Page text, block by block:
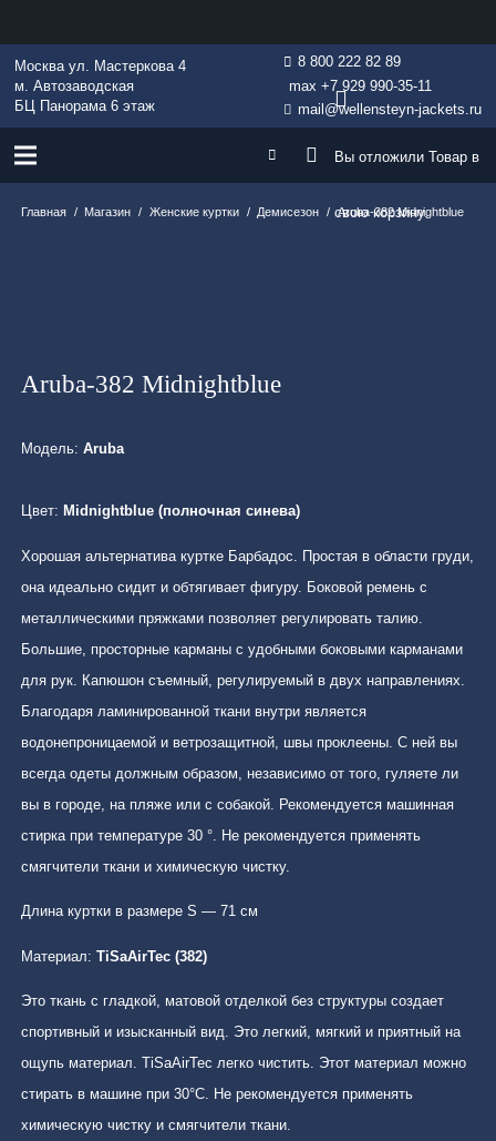
Москва ул. Мастеркова 4
м. Автозаводская
БЦ Панорама 6 этаж
8 800 222 82 89
max +7 929 990-35-11
mail@wellensteyn-jackets.ru
Вы отложили Товарв
свою корзину.
Главная / Магазин / Женские куртки / Демисезон / Aruba-382 Midnightblue
Aruba-382 Midnightblue
Модель: Aruba
Цвет: Midnightblue (полночная синева)
Хорошая альтернатива куртке Барбадос. Простая в области груди,
она идеально сидит и обтягивает фигуру. Боковой ремень с
металлическими пряжками позволяет регулировать талию.
Большие, просторные карманы с удобными боковыми карманами
для рук. Капюшон съемный, регулируемый в двух направлениях.
Благодаря ламинированной ткани внутри является
водонепроницаемой и ветрозащитной, швы проклеены. С ней вы
всегда одеты должным образом, независимо от того, гуляете ли
вы в городе, на пляже или с собакой. Рекомендуется машинная
стирка при температуре 30 °. Не рекомендуется применять
смягчители ткани и химическую чистку.
Длина куртки в размере S — 71 см
Материал: TiSaAirTec (382)
Это ткань с гладкой, матовой отделкой без структуры создает
спортивный и изысканный вид. Это легкий, мягкий и приятный на
ощупь материал. TiSaAirTec легко чистить. Этот материал можно
стирать в машине при 30°С. Не рекомендуется применять
химическую чистку и смягчители ткани.